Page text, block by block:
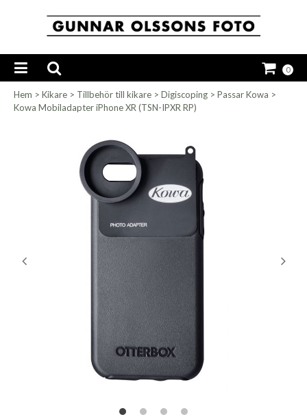
0
Hem > Kikare > Tillbehör till kikare > Digiscoping > Passar Kowa >
Kowa Mobiladapter iPhone XR (TSN-IPXR RP)